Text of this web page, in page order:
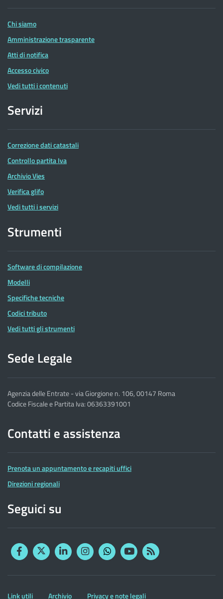
Entrate
Chi siamo
Amministrazione trasparente
Atti di notifica
Accesso civico
Vedi tutti i contenuti
Servizi
Correzione dati catastali
Controllo partita Iva
Archivio Vies
Verifica glifo
Vedi tutti i servizi
Strumenti
Software di compilazione
Modelli
Specifiche tecniche
Codici tributo
Vedi tutti gli strumenti
Sede Legale
Agenzia delle Entrate - via Giorgione n. 106, 00147 Roma
Codice Fiscale e Partita Iva: 06363391001
Contatti e assistenza
Prenota un appuntamento e recapiti uffici
Direzioni regionali
Seguici su
FacebookTwitterLinkedinInstagram
YouTubeRSS
Altre
Link utili Archivio Privacy e note legali